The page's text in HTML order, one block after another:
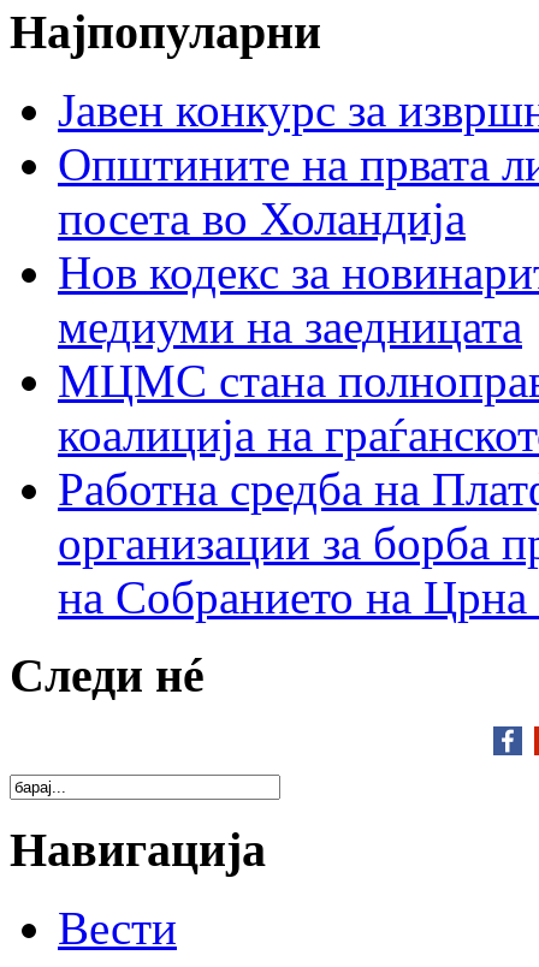
Најпопуларни
Јавен конкурс за
Општините на првата
посета во Холандија
Нов кодекс за
медиуми на заедницата
МЦМС стана
коалиција на
Работна средба на
организации за борба
на Собранието на Црна
Следи нé
Навигација
Вести